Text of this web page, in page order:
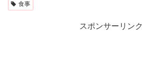
食事
スポンサーリンク